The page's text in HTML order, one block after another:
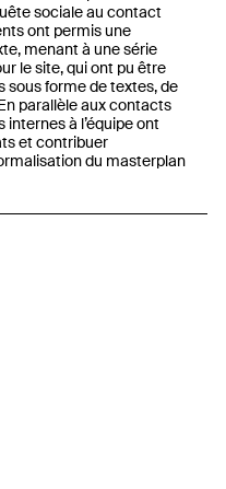
sociale au contact
ont permis une
menant à une série
le site, qui ont pu être
sous forme de textes, de
parallèle aux contacts
à l’équipe ont
et contribuer
du masterplan